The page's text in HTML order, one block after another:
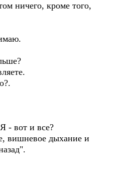
ничего, кроме того,
- вот и все?
вишневое дыхание и